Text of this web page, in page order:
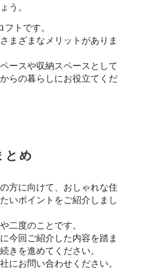
う。
トです。
まざまなメリットがありま
ースや収納スペースとして
らの暮らしにお役立てくだ
とめ
方に向けて、おしゃれな住
いポイントをご紹介しまし
二度のことです。
今回ご紹介した内容を踏ま
きを進めてください。
にお問い合わせください。